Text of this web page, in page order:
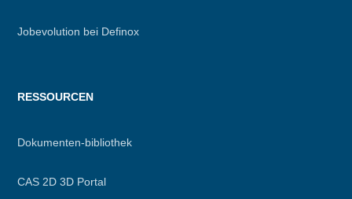
Jobevolution bei Definox
RESSOURCEN
Dokumenten-bibliothek
CAS 2D 3D Portal